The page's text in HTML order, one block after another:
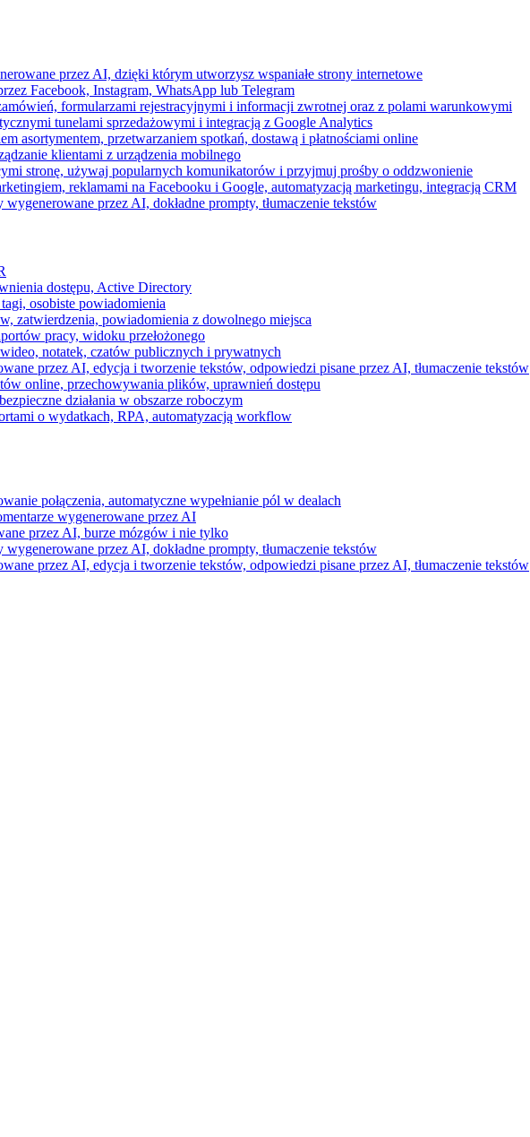
przez AI, dzięki którym utworzysz wspaniałe strony internetowe
Facebook, Instagram, WhatsApp lub Telegram
formularzami rejestracyjnymi i informacji zwrotnej oraz z polami warunkowymi
tunelami sprzedażowymi i integracją z Google Analytics
asortymentem, przetwarzaniem spotkań, dostawą i płatnościami online
klientami z urządzenia mobilnego
stronę, używaj popularnych komunikatorów i przyjmuj prośby o oddzwonienie
reklamami na Facebooku i Google, automatyzacją marketingu, integracją CRM
wygenerowane przez AI, dokładne prompty, tłumaczenie tekstów
dostępu, Active Directory
osobiste powiadomienia
zatwierdzenia, powiadomienia z dowolnego miejsca
pracy, widoku przełożonego
notatek, czatów publicznych i prywatnych
przez AI, edycja i tworzenie tekstów, odpowiedzi pisane przez AI, tłumaczenie tekstów
online, przechowywania plików, uprawnień dostępu
działania w obszarze roboczym
o wydatkach, RPA, automatyzacją workflow
połączenia, automatyczne wypełnianie pól w dealach
wygenerowane przez AI
przez AI, burze mózgów i nie tylko
wygenerowane przez AI, dokładne prompty, tłumaczenie tekstów
przez AI, edycja i tworzenie tekstów, odpowiedzi pisane przez AI, tłumaczenie tekstów